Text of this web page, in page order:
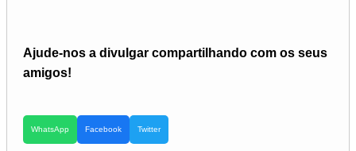
Ajude-nos a divulgar compartilhando com os seus
amigos!
WhatsApp Facebook Twitter